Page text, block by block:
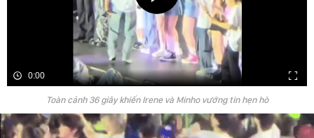
0:00
Toàn cảnh 36 giây khiến Irene và Minho vướng tin hẹn hò